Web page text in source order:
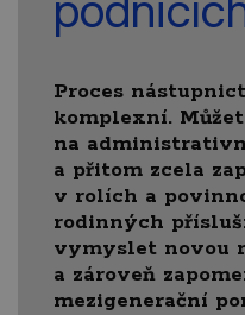
Proces
komplexní.
na
a přitom zcela
v rolích a
rodinných
vymyslet novou
a zároveň
mezigenerační